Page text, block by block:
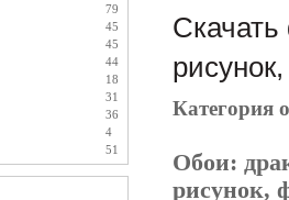
79
45
45
44
18
31
36
4
51
Скачать
Категория
Обои:
рисунок,